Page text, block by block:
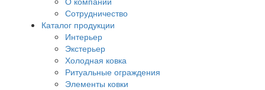
Сотрудничество
Каталог продукции
Интерьер
Экстерьер
Холодная ковка
Ритуальные ограждения
Элементы ковки